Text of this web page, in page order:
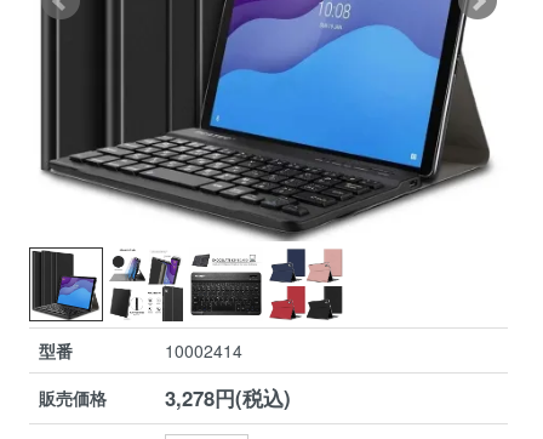
型番
10002414
販売価格
3,278円(税込)